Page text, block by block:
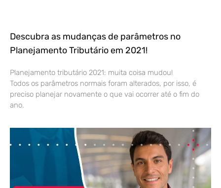
Descubra as mudanças de parâmetros no
Planejamento Tributário em 2021!
Planejamento tributário 2021: muita coisa mudou!
Todos os parâmetros normais foram alterados, por isso, é
preciso planejar novamente o que vai ocorrer até o fim do
ano.